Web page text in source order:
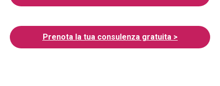
Prenota la tua consulenza gratuita >